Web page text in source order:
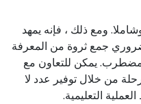
ومع ذلك ، فإنه يمهد
جمع ثروة من المعرفة
يمكن للتعاون مع
من خلال توفير عدد لا
التعليمية.